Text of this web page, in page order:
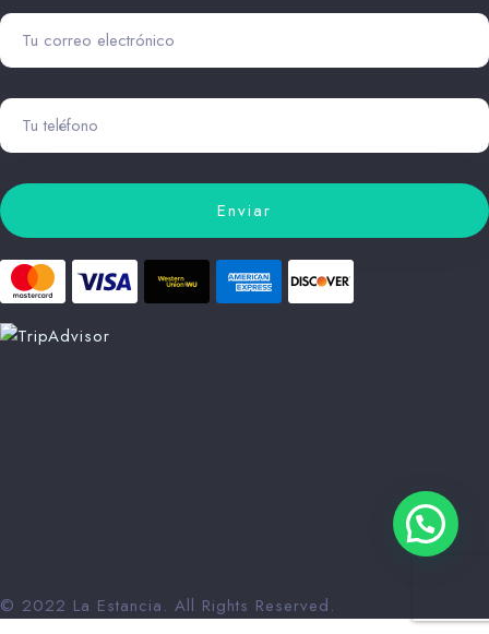
© 2022 La Estancia. All Rights Reserved.